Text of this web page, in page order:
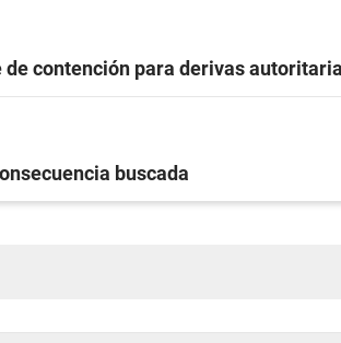
de contención para derivas
buscada